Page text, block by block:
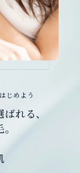
じめよう
ばれる、